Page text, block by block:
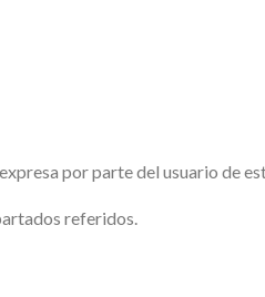
por parte del usuario de
referidos.